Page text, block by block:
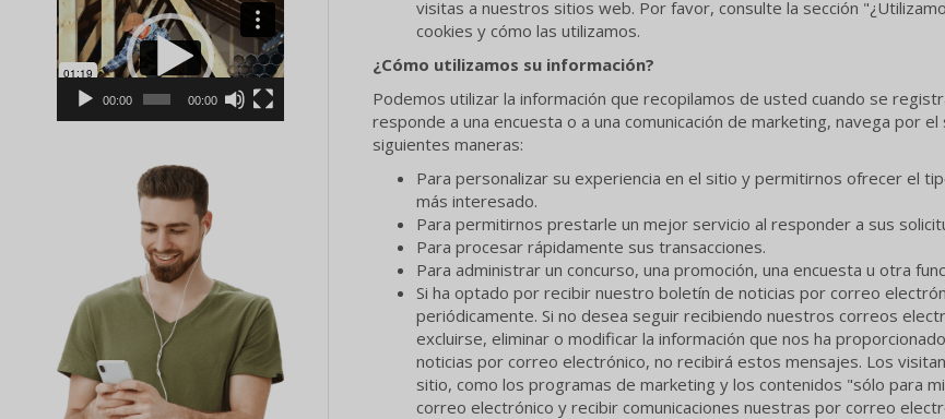
de
vídeo
00:00 00:00
visitas a nuestros sitios web. Por favor, consulte la sección
cookies y cómo las utilizamos.
¿Cómo utilizamos su información?
Podemos utilizar la información que recopilamos de usted cuando se
responde a una encuesta o a una comunicación de marketing, navega por
siguientes maneras:
Para personalizar su experiencia en el sitio y permitirnos ofrecer el
más interesado.
Para permitirnos prestarle un mejor servicio al responder a sus
Para procesar rápidamente sus transacciones.
Para administrar un concurso, una promoción, una encuesta u otra
Si ha optado por recibir nuestro boletín de noticias por correo
periódicamente. Si no desea seguir recibiendo nuestros correos
excluirse, eliminar o modificar la información que nos ha
noticias por correo electrónico, no recibirá estos mensajes. Los
sitio, como los programas de marketing y los contenidos "sólo para
correo electrónico y recibir comunicaciones nuestras por correo